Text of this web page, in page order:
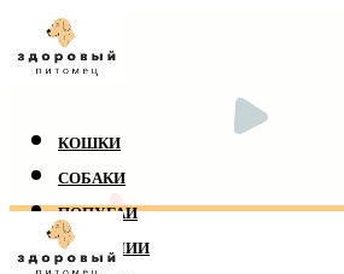
КОШКИ
СОБАКИ
ПОПУГАИ
РЕПТИЛИИ